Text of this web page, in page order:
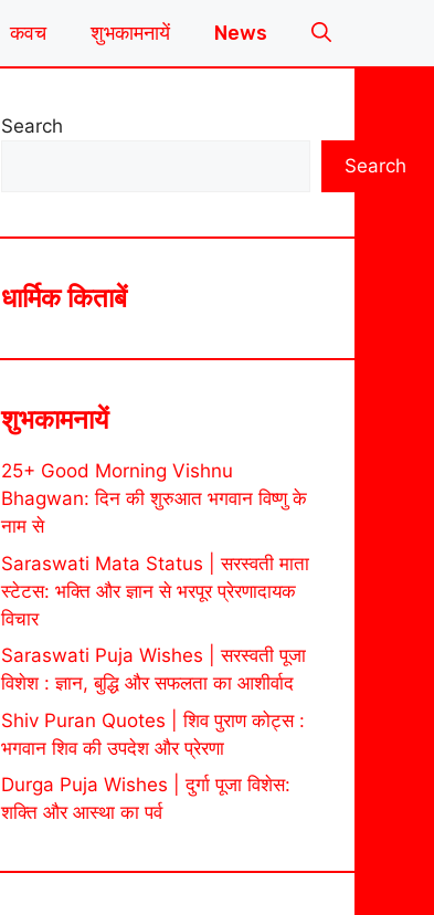
कवच शुभकामनायें News
Search
Search
धार्मिक किताबें
शुभकामनायें
25+ Good Morning Vishnu
Bhagwan: दिन की शुरुआत भगवान विष्णु के
नाम से
Saraswati Mata Status | सरस्वती माता
स्टेटस: भक्ति और ज्ञान से भरपूर प्रेरणादायक
विचार
Saraswati Puja Wishes | सरस्वती पूजा
विशेश : ज्ञान, बुद्धि और सफलता का आशीर्वाद
Shiv Puran Quotes | शिव पुराण कोट्स :
भगवान शिव की उपदेश और प्रेरणा
Durga Puja Wishes | दुर्गा पूजा विशेस:
शक्ति और आस्था का पर्व